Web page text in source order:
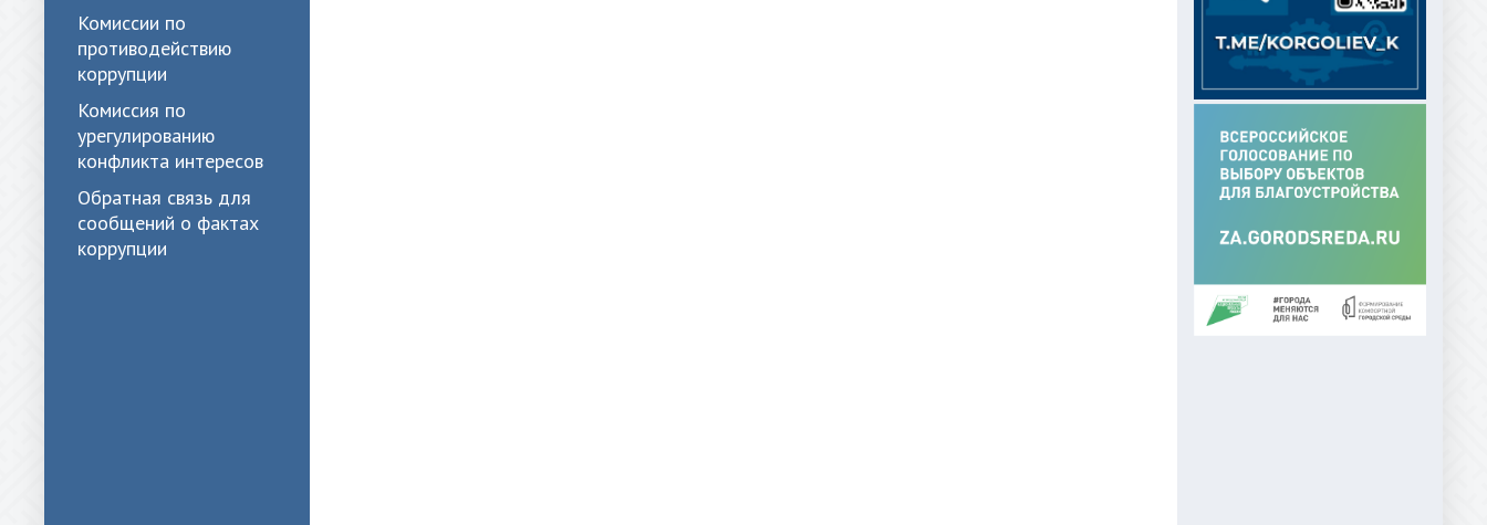
Комиссии по
противодействию
коррупции
Комиссия по
урегулированию
конфликта интересов
Обратная связь для
сообщений о фактах
коррупции